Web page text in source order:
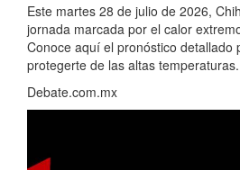
Este martes 28 de julio de 2026,
jornada marcada por el calor
Conoce aquí el pronóstico detallado
protegerte de las altas temperaturas.
Debate.com.mx